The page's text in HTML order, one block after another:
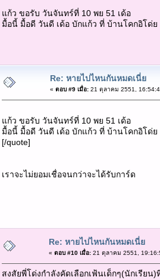
แก้ว ขอรับ วันจันทร์ที่ 10 พย 51 เด้อ
มื้อนี้ มื้อดี วันดี เด้อ บักแก้ว ที่ บ้านโคกอิโด่ย
Re: หายไปไหนกันหมดเนี่ย
« ตอบ #9 เมื่อ:21 ตุลาคม 2551,
แก้ว ขอรับ วันจันทร์ที่ 10 พย 51 เด้อ
มื้อนี้ มื้อดี วันดี เด้อ บักแก้ว ที่ บ้านโคกอิโด่ย
[/quote]
เราจะไม่ยอมเชื่อจนกว่าจะได้รับการ์ด
Re: หายไปไหนกันหมดเนี่ย
« ตอบ #10 เมื่อ:21 ตุลาคม 2551,
สงสัยพี่โด่งกำลังคัดเลือกเฟ้นเด็กๆ(นักเรีย